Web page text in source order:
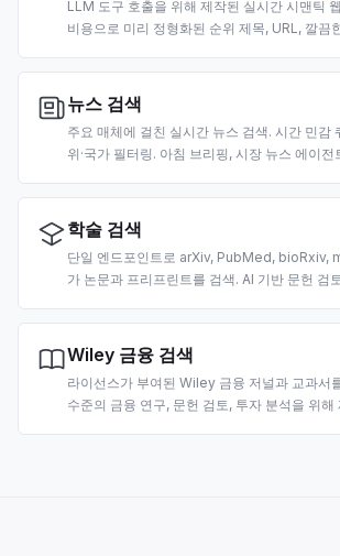
LLM 도구 호출을 위해 제작된 실시간 시맨틱
비용으로 미리 정형화된 순위 제목, URL, 깔끔
뉴스 검색
주요 매체에 걸친 실시간 뉴스 검색. 시간 민감
위·국가 필터링. 아침 브리핑, 시장 뉴스 에이전
학술 검색
단일 엔드포인트로 arXiv, PubMed, bioRxiv,
가 논문과 프리프린트를 검색. AI 기반 문헌 검
Wiley 금융 검색
라이선스가 부여된 Wiley 금융 저널과 교과서
수준의 금융 연구, 문헌 검토, 투자 분석을 위해